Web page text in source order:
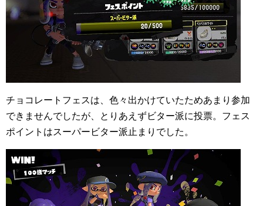
チョコレートフェスは、色々出かけていたためあまり参加
できませんでしたが、とりあえずビター派に投票。フェス
ポイントはスーパービター派止まりでした。